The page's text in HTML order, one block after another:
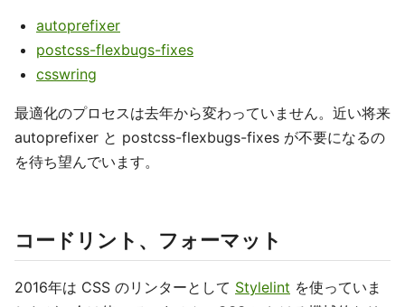
autoprefixer
postcss-flexbugs-fixes
csswring
最適化のプロセスは去年から変わっていません。近い将来
autoprefixer と postcss-flexbugs-fixes が不要になるの
を待ち望んでいます。
コードリント、フォーマット
2016年は CSS のリンターとして Stylelint を使っていま